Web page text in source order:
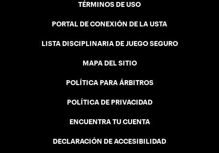
TÉRMINOS DE USO
PORTAL DE CONEXIÓN DE LA USTA
LISTA DISCIPLINARIA DE JUEGO SEGURO
MAPA DEL SITIO
POLÍTICA PARA ÁRBITROS
POLÍTICA DE PRIVACIDAD
ENCUENTRA TU CUENTA
DECLARACIÓN DE ACCESIBILIDAD